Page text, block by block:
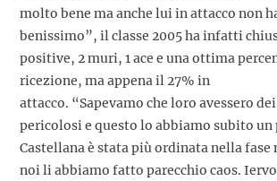
molto bene ma anche lui in attacco non
benissimo”, il classe 2005 ha infatti
positive, 2 muri, 1 ace e una ottima
ricezione, ma appena il 27% in
attacco. “Sapevamo che loro avessero
pericolosi e questo lo abbiamo subito un
Castellana è stata più ordinata nella
noi li abbiamo fatto parecchio caos.